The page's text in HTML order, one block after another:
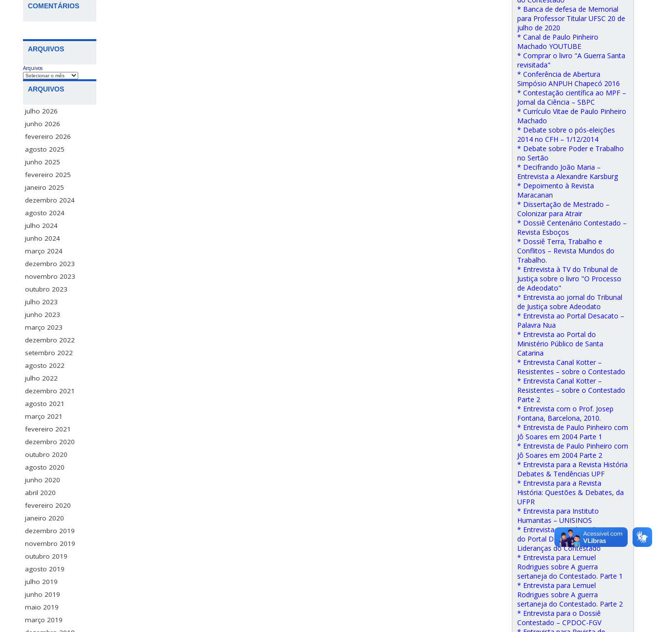
COMENTÁRIOS
ARQUIVOS
Arquivos
ARQUIVOS
julho 2026
junho 2026
fevereiro 2026
agosto 2025
junho 2025
fevereiro 2025
janeiro 2025
dezembro 2024
agosto 2024
julho 2024
junho 2024
março 2024
dezembro 2023
novembro 2023
outubro 2023
julho 2023
junho 2023
março 2023
dezembro 2022
setembro 2022
agosto 2022
julho 2022
dezembro 2021
agosto 2021
março 2021
fevereiro 2021
dezembro 2020
outubro 2020
agosto 2020
junho 2020
abril 2020
fevereiro 2020
janeiro 2020
dezembro 2019
novembro 2019
outubro 2019
agosto 2019
julho 2019
junho 2019
maio 2019
março 2019
* Banca de defesa de Memorial
para Professor Titular UFSC 20 de
julho de 2020
* Canal de Paulo Pinheiro
Machado YOUTUBE
* Comprar o livro "A Guerra Santa
revisitada"
* Conferência de Abertura
Simpósio ANPUH Chapecó 2016
* Contestação científica ao MPF –
Jornal da Ciência – SBPC
* Currículo Vitae de Paulo Pinheiro
Machado
* Debate sobre o pós-eleições
2014 no CFH – 1/12/2014
* Debate sobre Poder e Trabalho
no Sertão
* Decifrando João Maria –
Entrevista a Alexandre Karsburg
* Depoimento à Revista
Maracanan
* Dissertação de Mestrado –
Colonizar para Atrair
* Dossiê Centenário Contestado –
Revista Esboços
* Dossiê Terra, Trabalho e
Conflitos – Revista Mundos do
Trabalho.
* Entrevista à TV do Tribunal de
Justiça sobre o livro "O Processo
de Adeodato"
* Entrevista ao jornal do Tribunal
de Justiça sobre Adeodato
* Entrevista ao Portal Desacato –
Palavra Nua
* Entrevista ao Portal do
Ministério Público de Santa
Catarina
* Entrevista Canal Kotter –
Resistentes – sobre o Contestado
* Entrevista Canal Kotter –
Resistentes – sobre o Contestado
Parte 2
* Entrevista com o Prof. Josep
Fontana, Barcelona, 2010.
* Entrevista de Paulo Pinheiro com
Jô Soares em 2004 Parte 1
* Entrevista de Paulo Pinheiro com
Jô Soares em 2004 Parte 2
* Entrevista para a Revista História
Debates & Tendências UPF
* Entrevista para a Revista
História: Questões & Debates, da
UFPR
* Entrevista para Instituto
Humanitas – UNISINOS
* Entrevista para Jilson de Souza,
do Portal Desacato, sobre as
Lideranças do Contestado
* Entrevista para Lemuel
Rodrigues sobre A guerra
sertaneja do Contestado. Parte 1
* Entrevista para Lemuel
Rodrigues sobre A guerra
sertaneja do Contestado. Parte 2
* Entrevista para o Dossiê
Contestado – CPDOC-FGV